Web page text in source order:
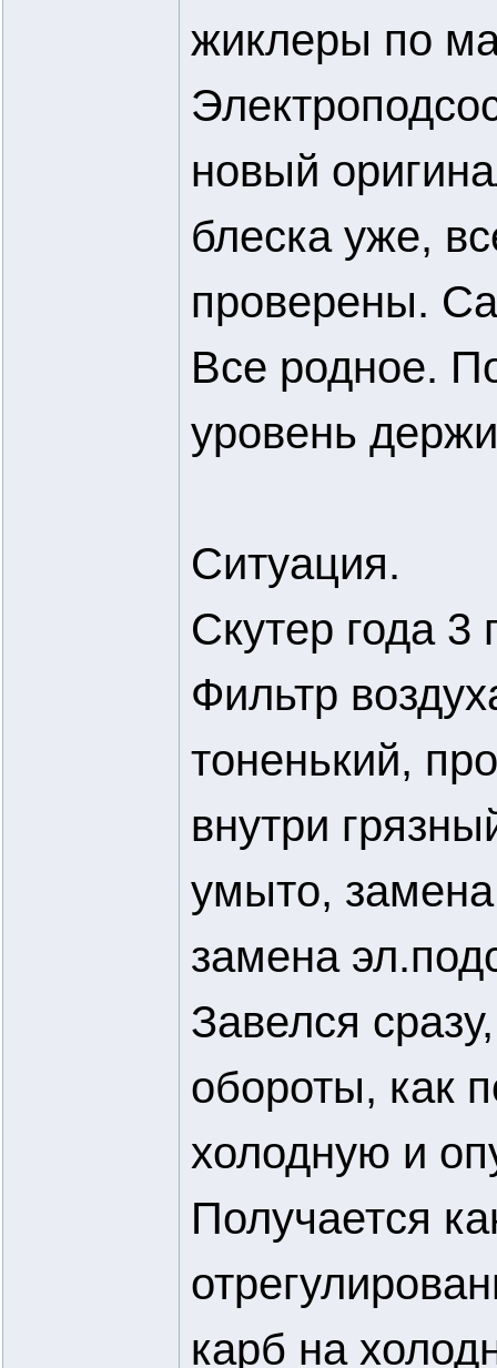
жиклеры по
новый
блеска уже,
проверены.
Все родное.
уровень
Ситуация.
Скутер года 3
Фильтр
тоненький,
внутри
умыто,
замена
Завелся
обороты, как
холодную и
Получается
карб на